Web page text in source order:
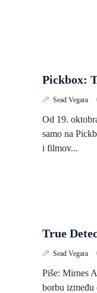
Pickbox:
Sead Vegara
Od 19.
samo na
i filmov...
True
Sead Vegara
Piše: Mirnes
borbu između